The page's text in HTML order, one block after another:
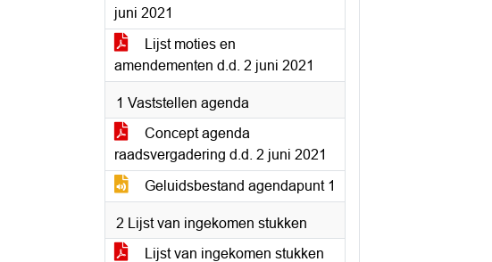
juni 2021
Lijst moties en
amendementen d.d. 2 juni 2021
1 Vaststellen agenda
Concept agenda
raadsvergadering d.d. 2 juni 2021
Geluidsbestand agendapunt 1
2 Lijst van ingekomen stukken
Lijst van ingekomen stukken